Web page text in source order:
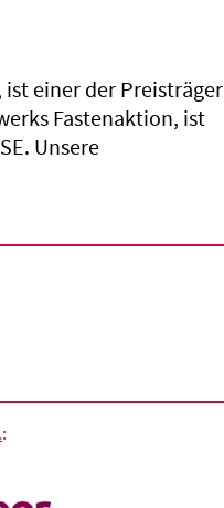
einer der Preisträger
Fastenaktion, ist
Unsere
: